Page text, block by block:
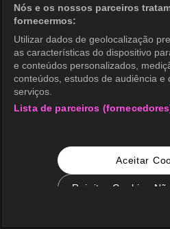
Nós e os nossos parceiros
fornecermos:
Utilizar dados de geolocalização
as características do dispositivo
e conteúdos personalizados,
conteúdos, estudos de audiência e
serviços.
Lista de parceiros
Aceitar
Rejeitar Cookies